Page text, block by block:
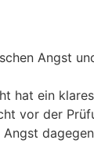
Angst
hat ein
vor der